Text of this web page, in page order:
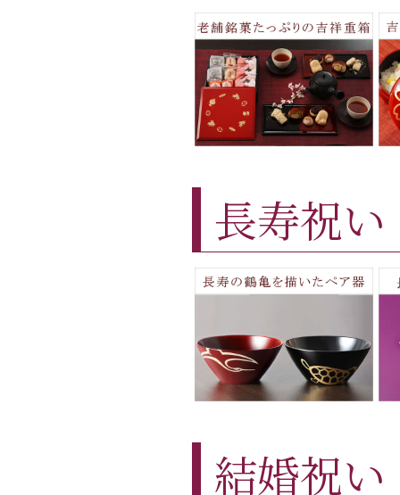
長寿祝い
結婚祝い